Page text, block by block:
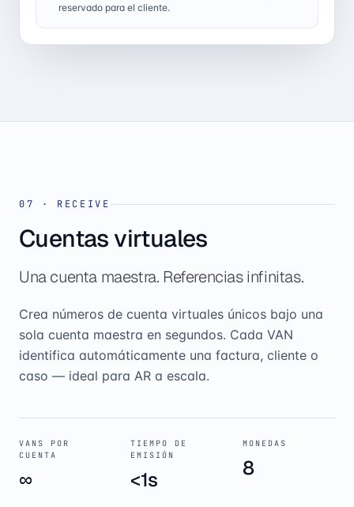
reservado para el cliente.
07 · RECEIVE
Cuentas virtuales
Una cuenta maestra. Referencias infinitas.
Crea números de cuenta virtuales únicos bajo una
sola cuenta maestra en segundos. Cada VAN
identifica automáticamente una factura, cliente o
caso — ideal para AR a escala.
VANS POR
CUENTA
∞
TIEMPO DE
EMISIÓN
<1s
MONEDAS
8